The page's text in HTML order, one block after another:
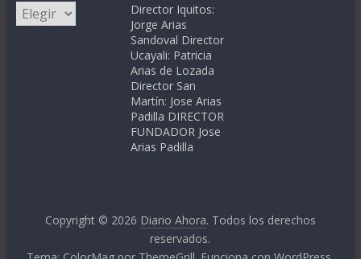
Categorías
Director Iquitos:
Jorge Arias
Sandoval Director
Ucayali: Patricia
Arias de Lozada
Director San
Martín: Jose Arias
Padilla DIRECTOR
FUNDADOR Jose
Arias Padilla
Copyright © 2026 Diario Ahora. Todos los derechos
reservados.